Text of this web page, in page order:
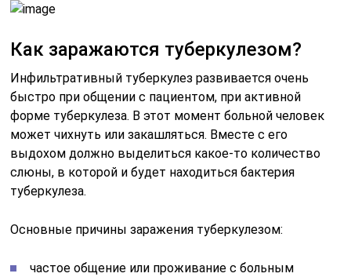
Как заражаются туберкулезом?
Инфильтративный туберкулез развивается очень
быстро при общении с пациентом, при активной
форме туберкулеза. В этот момент больной человек
может чихнуть или закашляться. Вместе с его
выдохом должно выделиться какое-то количество
слюны, в которой и будет находиться бактерия
туберкулеза.
Основные причины заражения туберкулезом:
частое общение или проживание с больным